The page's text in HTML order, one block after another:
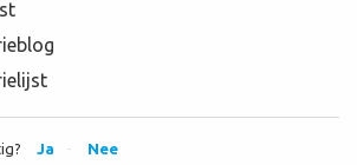
Ja Nee